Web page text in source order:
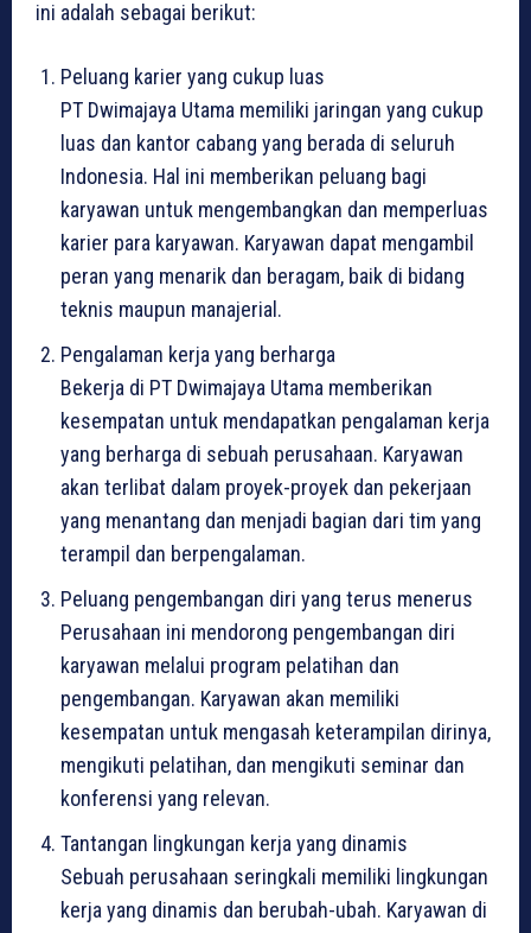
ini adalah sebagai berikut:
Peluang karier yang cukup luas
PT Dwimajaya Utama memiliki jaringan yang cukup
luas dan kantor cabang yang berada di seluruh
Indonesia. Hal ini memberikan peluang bagi
karyawan untuk mengembangkan dan memperluas
karier para karyawan. Karyawan dapat mengambil
peran yang menarik dan beragam, baik di bidang
teknis maupun manajerial.
Pengalaman kerja yang berharga
Bekerja di PT Dwimajaya Utama memberikan
kesempatan untuk mendapatkan pengalaman kerja
yang berharga di sebuah perusahaan. Karyawan
akan terlibat dalam proyek-proyek dan pekerjaan
yang menantang dan menjadi bagian dari tim yang
terampil dan berpengalaman.
Peluang pengembangan diri yang terus menerus
Perusahaan ini mendorong pengembangan diri
karyawan melalui program pelatihan dan
pengembangan. Karyawan akan memiliki
kesempatan untuk mengasah keterampilan dirinya,
mengikuti pelatihan, dan mengikuti seminar dan
konferensi yang relevan.
Tantangan lingkungan kerja yang dinamis
Sebuah perusahaan seringkali memiliki lingkungan
kerja yang dinamis dan berubah-ubah. Karyawan di